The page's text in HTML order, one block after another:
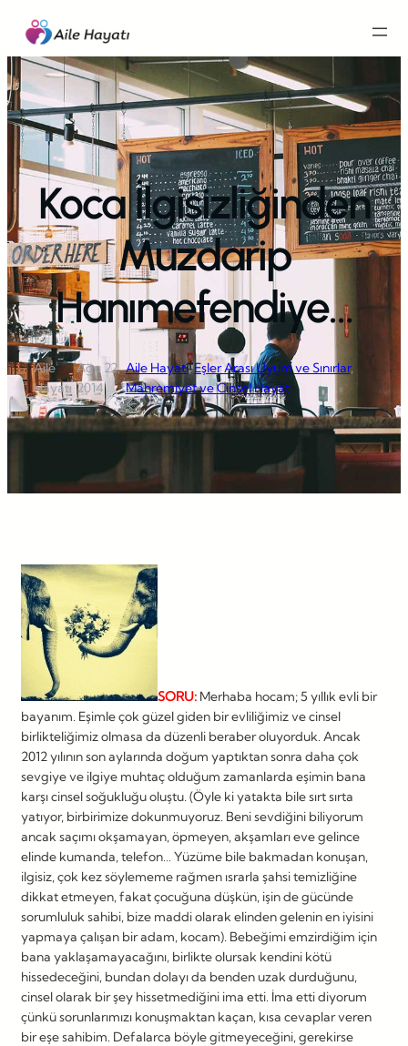
İçeriğe
geç
Koca İlgisizliğinden
Muzdarip
Hanımefendiye…
Aile
Hayatı
·
Ağu 22,
2014
·
Aile Hayatı, Eşler Arası Uyum ve Sınırlar
Mahremiyet ve Cinsel Hayat
SORU: Merhaba hocam; 5 yıllık evli bir
bayanım. Eşimle çok güzel giden bir evliliğimiz ve cinsel
birlikteliğimiz olmasa da düzenli beraber oluyorduk. Ancak
2012 yılının son aylarında doğum yaptıktan sonra daha çok
sevgiye ve ilgiye muhtaç olduğum zamanlarda eşimin bana
karşı cinsel soğukluğu oluştu. (Öyle ki yatakta bile sırt sırta
yatıyor, birbirimize dokunmuyoruz. Beni sevdiğini biliyorum
ancak saçımı okşamayan, öpmeyen, akşamları eve gelince
elinde kumanda, telefon… Yüzüme bile bakmadan konuşan,
ilgisiz, çok kez söylememe rağmen ısrarla şahsi temizliğine
dikkat etmeyen, fakat çocuğuna düşkün, işin de gücünde
sorumluluk sahibi, bize maddi olarak elinden gelenin en iyisini
yapmaya çalışan bir adam, kocam). Bebeğimi emzirdiğim için
bana yaklaşamayacağını, birlikte olursak kendini kötü
hissedeceğini, bundan dolayı da benden uzak durduğunu,
cinsel olarak bir şey hissetmediğini ima etti. İma etti diyorum
çünkü sorunlarımızı konuşmaktan kaçan, kısa cevaplar veren
bir eşe sahibim. Defalarca böyle gitmeyeceğini, gerekirse